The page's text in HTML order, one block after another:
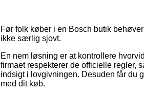
Før folk køber i en Bosch butik
ikke særlig sjovt.
En nem løsning er at kontrollere
firmaet respekterer de officielle regler,
indsigt i lovgivningen. Desuden får du
med dit køb.